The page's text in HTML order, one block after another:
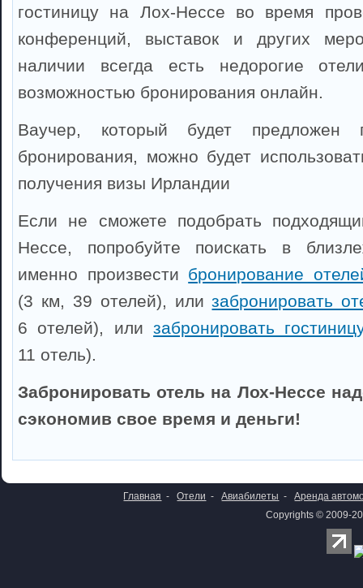
гостиницу на Лох-Нессе во время
конференций, выставок и других
наличии всегда есть недорогие
возможностью бронирования онлайн.
Ваучер, который будет предложен
бронирования, можно будет
получения визы Ирландии
Если не сможете подобрать
Нессе, попробуйте поискать в
именно произвести бронирование
(3 км, 39 отелей), илизабронировать
6 отелей), илизабронировать
11 отель).
Забронировать отель на Лох-Нессе
сэкономив свое время и деньги!
Главная - Отели - Авиабилеты -
Аренда
Copyrights © 2009-